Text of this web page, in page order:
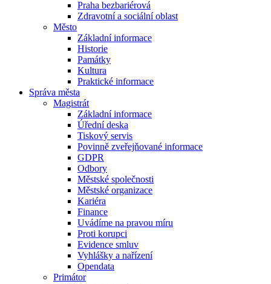
Praha bezbariérová
Zdravotní a sociální oblast
Město
Základní informace
Historie
Památky
Kultura
Praktické informace
Správa města
Magistrát
Základní informace
Úřední deska
Tiskový servis
Povinně zveřejňované informace
GDPR
Odbory
Městské společnosti
Městské organizace
Kariéra
Finance
Uvádíme na pravou míru
Proti korupci
Evidence smluv
Vyhlášky a nařízení
Opendata
Primátor